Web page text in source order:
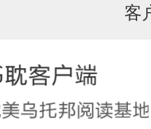
客